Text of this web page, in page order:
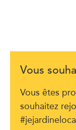
Vous
Vous êtes
souhaitez